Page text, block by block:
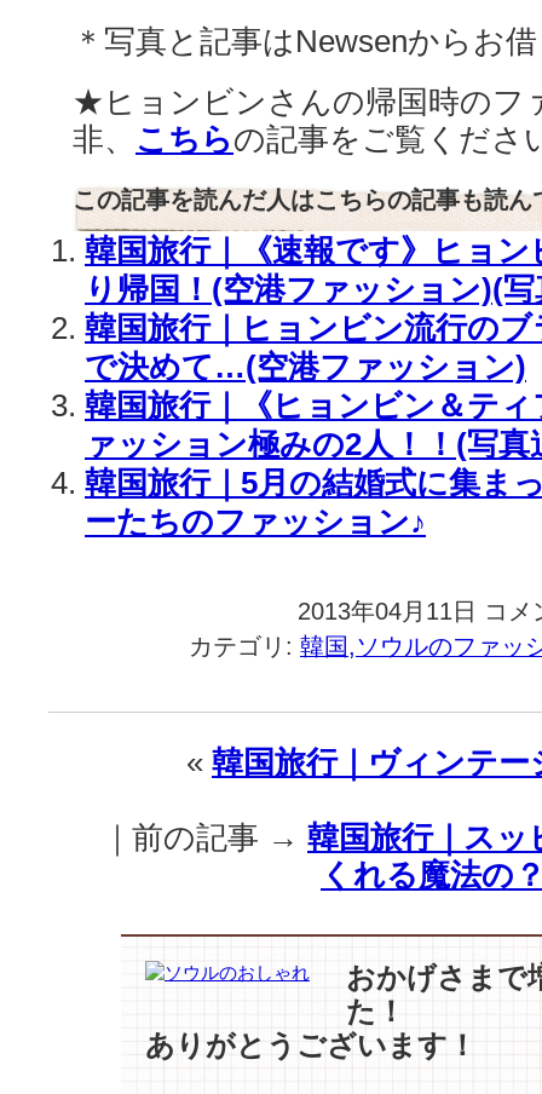
＊写真と記事はNewsenからお
★ヒョンビンさんの帰国時のフ
非、 こちらの記事をご覧くださ
この記事を読んだ人はこちらの記事も読ん
韓国旅行｜《速報です》ヒョ
り帰国！(空港ファッション)(
韓国旅行｜ヒョンビン流行の
で決めて…(空港ファッション)
韓国旅行｜《ヒョンビン＆テ
ァッション極みの2人！！(写真
韓国旅行｜5月の結婚式に集ま
ーたちのファッション♪
2013年04月11日
韓
旅
｜
人
韓
流
た
コメ
カテゴリ: 韓国,ソウルのファッ
« 韓国旅行｜ヴィンテ
｜前の記事 → 韓国旅行｜ス
くれる魔法の
おかげさまで
た！
ありがとうございます！